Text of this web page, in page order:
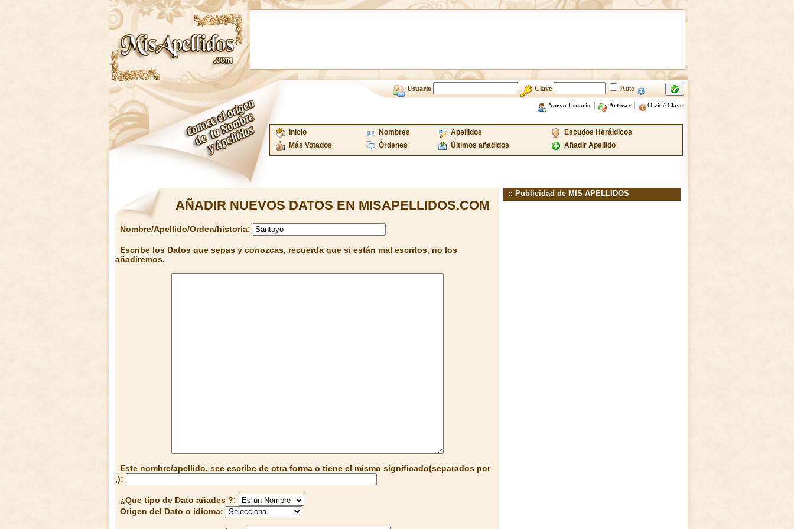
Usuario Clave Auto
Nuevo Usuario | Activar| Olvidé Clave
Inicio Nombres Apellidos
Escudos Heráldicos
Más Votados
Órdenes Últimos añadidos Añadir Apellido
AÑADIR NUEVOS DATOS EN MISAPELLIDOS.COM
Nombre/Apellido/Orden/historia:
Escribe los Datos que sepas y conozcas, recuerda que si están mal escritos, no los
añadiremos.
Este nombre/apellido, see escribe de otra forma o tiene el mismo significado(separados por
,):
¿Que tipo de Dato añades ?:
Origen del Dato o idioma:
:: Publicidad de MIS APELLIDOS